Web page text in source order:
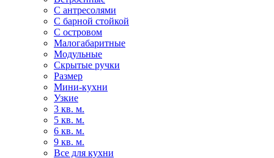
С антресолями
С барной стойкой
С островом
Малогабаритные
Модульные
Скрытые ручки
Размер
Мини-кухни
Узкие
3 кв. м.
5 кв. м.
6 кв. м.
9 кв. м.
Все для кухни